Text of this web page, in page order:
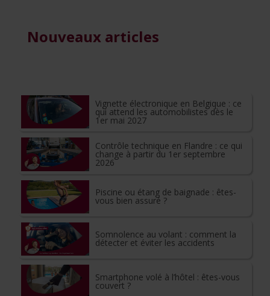
Nouveaux articles
Vignette électronique en Belgique : ce
qui attend les automobilistes dès le
1er mai 2027
Contrôle technique en Flandre : ce qui
change à partir du 1er septembre
2026
Piscine ou étang de baignade : êtes-
vous bien assuré ?
Somnolence au volant : comment la
détecter et éviter les accidents
Smartphone volé à l’hôtel : êtes-vous
couvert ?